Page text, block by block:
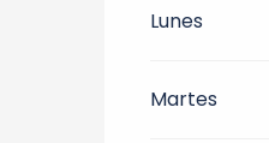
Lunes
Martes